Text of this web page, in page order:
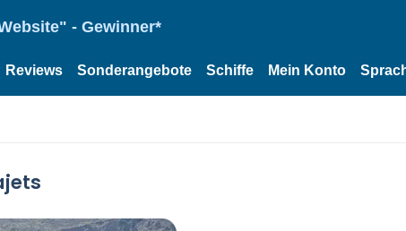
- Gewinner*
Reviews Sonderangebote Schiffe Mein Konto